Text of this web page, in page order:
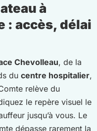
à
: accès, délai
Chevolleau, de la
du centre hospitalier,
relève du
le repère visuel le
jusqu’à vous. Le
dépasse rarement la